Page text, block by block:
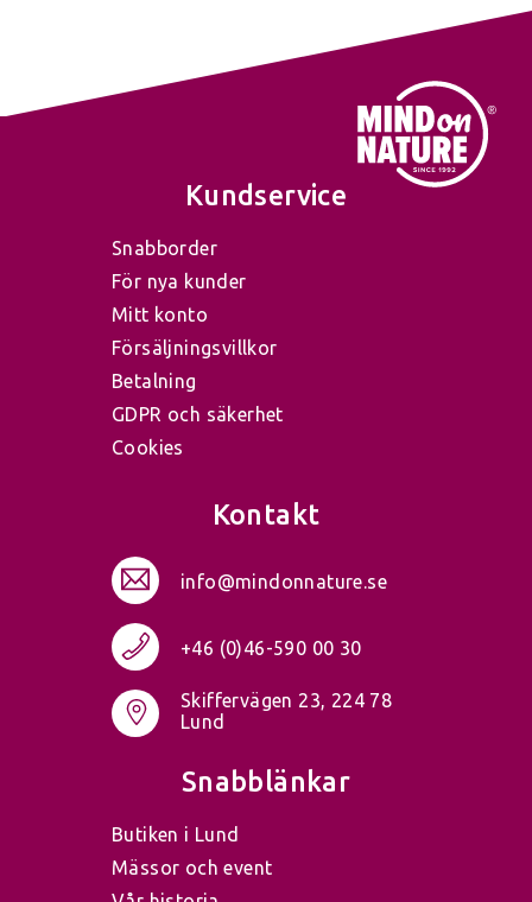
Kundservice
Snabborder
För nya kunder
Mitt konto
Försäljningsvillkor
Betalning
GDPR och säkerhet
Cookies
Kontakt
info@mindonnature.se
+46 (0)46-590 00 30
Skiffervägen 23, 224 78
Lund
Snabblänkar
Butiken i Lund
Mässor och event